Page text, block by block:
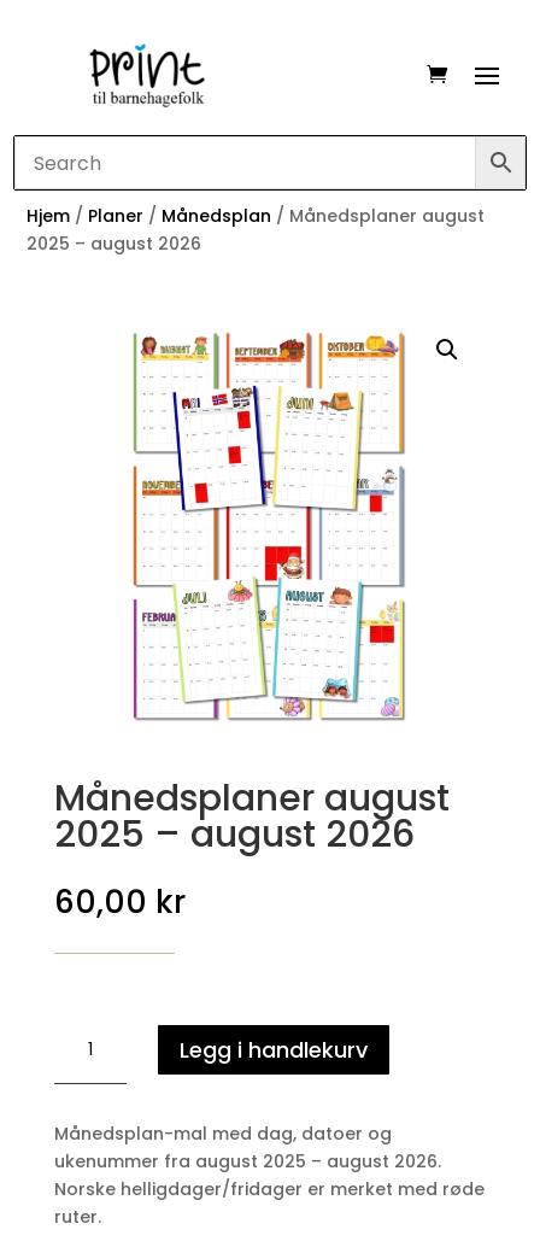
Hjem / Planer / Månedsplan / Månedsplaner august
2025 – august 2026
Månedsplaner august
2025 – august 2026
60,00 kr
Månedsplaner
august
2025
august
2026
antall
Legg i handlekurv
Månedsplan-mal med dag, datoer og
ukenummer fra august 2025 – august 2026.
Norske helligdager/fridager er merket med røde
ruter.